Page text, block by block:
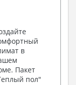
в
Пакет
пол"